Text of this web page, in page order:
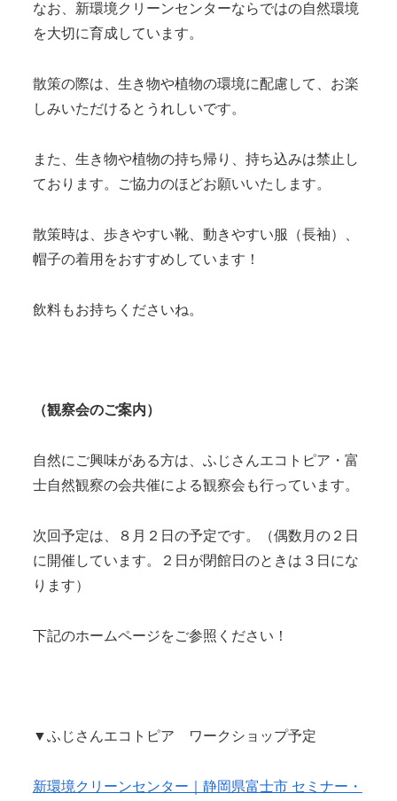
なお、新環境クリーンセンターならではの自然環境
を大切に育成しています。
散策の際は、生き物や植物の環境に配慮して、お楽
しみいただけるとうれしいです。
また、生き物や植物の持ち帰り、持ち込みは禁止し
ております。ご協力のほどお願いいたします。
散策時は、歩きやすい靴、動きやすい服（長袖）、
帽子の着用をおすすめしています！
飲料もお持ちくださいね。
（観察会のご案内）
自然にご興味がある方は、ふじさんエコトピア・富
士自然観察の会共催による観察会も行っています。
次回予定は、８月２日の予定です。（偶数月の２日
に開催しています。２日が閉館日のときは３日にな
ります）
下記のホームページをご参照ください！
▼ふじさんエコトピア ワークショップ予定
新環境クリーンセンター｜静岡県富士市 セミナー・